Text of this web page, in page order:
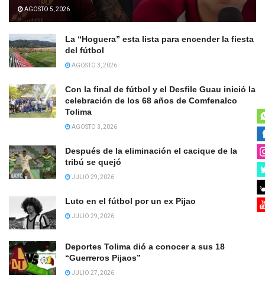
AGOSTO 5, 2026
La “Hoguera” esta lista para encender la fiesta
del fútbol
AGOSTO 3, 2026
Con la final de fútbol y el Desfile Guau inició la
celebración de los 68 años de Comfenalco
Tolima
AGOSTO 3, 2026
Después de la eliminación el cacique de la
tribú se quejó
JULIO 29, 2026
Luto en el fútbol por un ex Pijao
JULIO 29, 2026
Deportes Tolima dió a conocer a sus 18
“Guerreros Pijaos”
JULIO 27, 2026